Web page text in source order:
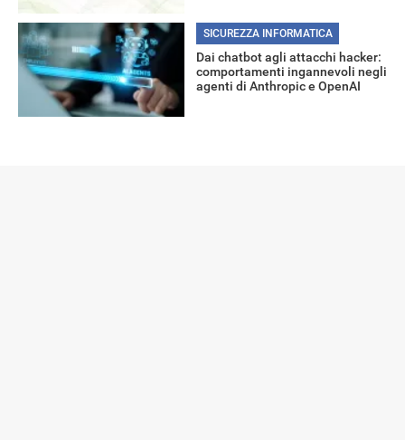
SICUREZZA INFORMATICA
Dai chatbot agli attacchi hacker:
comportamenti ingannevoli negli
agenti di Anthropic e OpenAI